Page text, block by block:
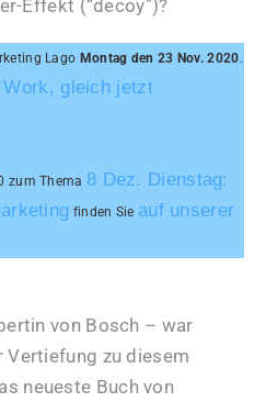
Effekt (“decoy”)?
Lago Montag den 23 Nov. 2020.
Work, gleich jetzt
zum Thema 8 Dez. Dienstag:
finden Sie auf unserer
von Bosch – war
Vertiefung zu diesem
neueste Buch von